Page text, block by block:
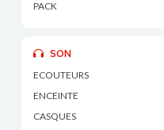
PACK
SON
ECOUTEURS
ENCEINTE
CASQUES